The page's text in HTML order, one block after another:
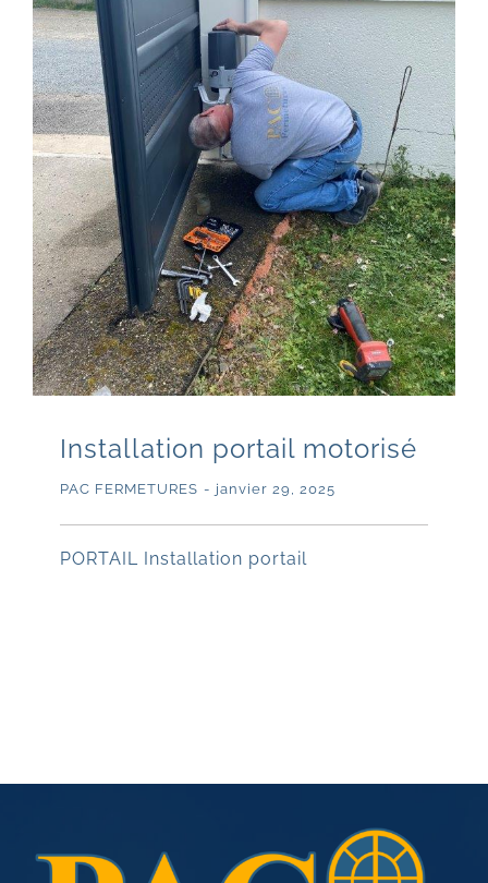
Installation portail motorisé
PAC FERMETURES - janvier 29, 2025
PORTAIL Installation portail